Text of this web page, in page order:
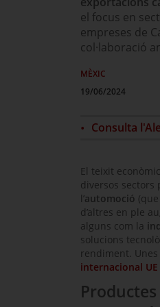
el focus en
empreses de
col·laboració
MÈXIC
19/06/2024
Consulta
El teixit
diversos sectors
l’automoció
d’altres en ple
alguns com la
solucions
rendiment.
internacional